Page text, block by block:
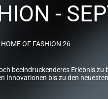
-
OF FASHION 26
beeindruckenderes Erlebnis
Innovationen bis zu den